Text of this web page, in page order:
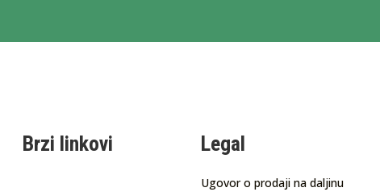
Brzi linkovi Legal
Ugovor o prodaji na daljinu